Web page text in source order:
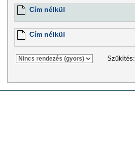
Cím nélkül
Cím nélkül
Szűkítés: